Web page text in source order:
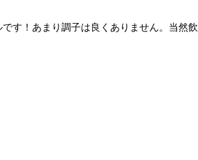
す！あまり調子は良くありません。当然飲